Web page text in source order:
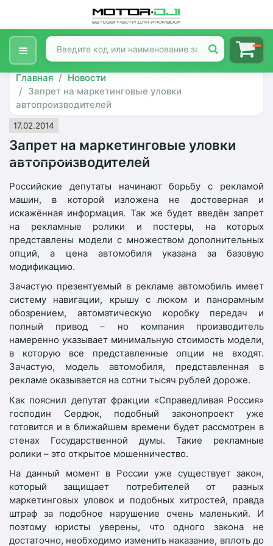
Главная
Новости
Запрет на маркетинговые уловки
автопроизводителей
17.02.2014
Запрет на маркетинговые уловки
автопроизводителей
Российские депутаты начинают борьбу с рекламой
машин, в которой изложена не достоверная и
искажённая информация. Так же будет введён запрет
на рекламные ролики и постеры, на которых
представлены модели с множеством дополнительных
опций, а цена автомобиля указана за базовую
модификацию.
Зачастую презентуемый в рекламе автомобиль имеет
систему навигации, крышу с люком и панорамным
обозрением, автоматическую коробку передач и
полный привод – но компания производитель
намеренно указывает минимальную стоимость модели,
в которую все представленные опции не входят.
Зачастую, модель автомобиля, представленная в
рекламе оказывается на сотни тысяч рублей дороже.
Как пояснил депутат фракции «Справедливая Россия»
господин Сердюк, подобный законопроект уже
готовится и в ближайшем времени будет рассмотрен в
стенах Государственной думы. Такие рекламные
ролики – это открытое мошенничество.
На данный момент в России уже существует закон,
который защищает потребителей от разных
маркетинговых уловок и подобных хитростей, правда
штраф за подобное нарушение очень маленький. И
поэтому юристы уверены, что одного закона не
достаточно, необходимо изменить наказание, вплоть до